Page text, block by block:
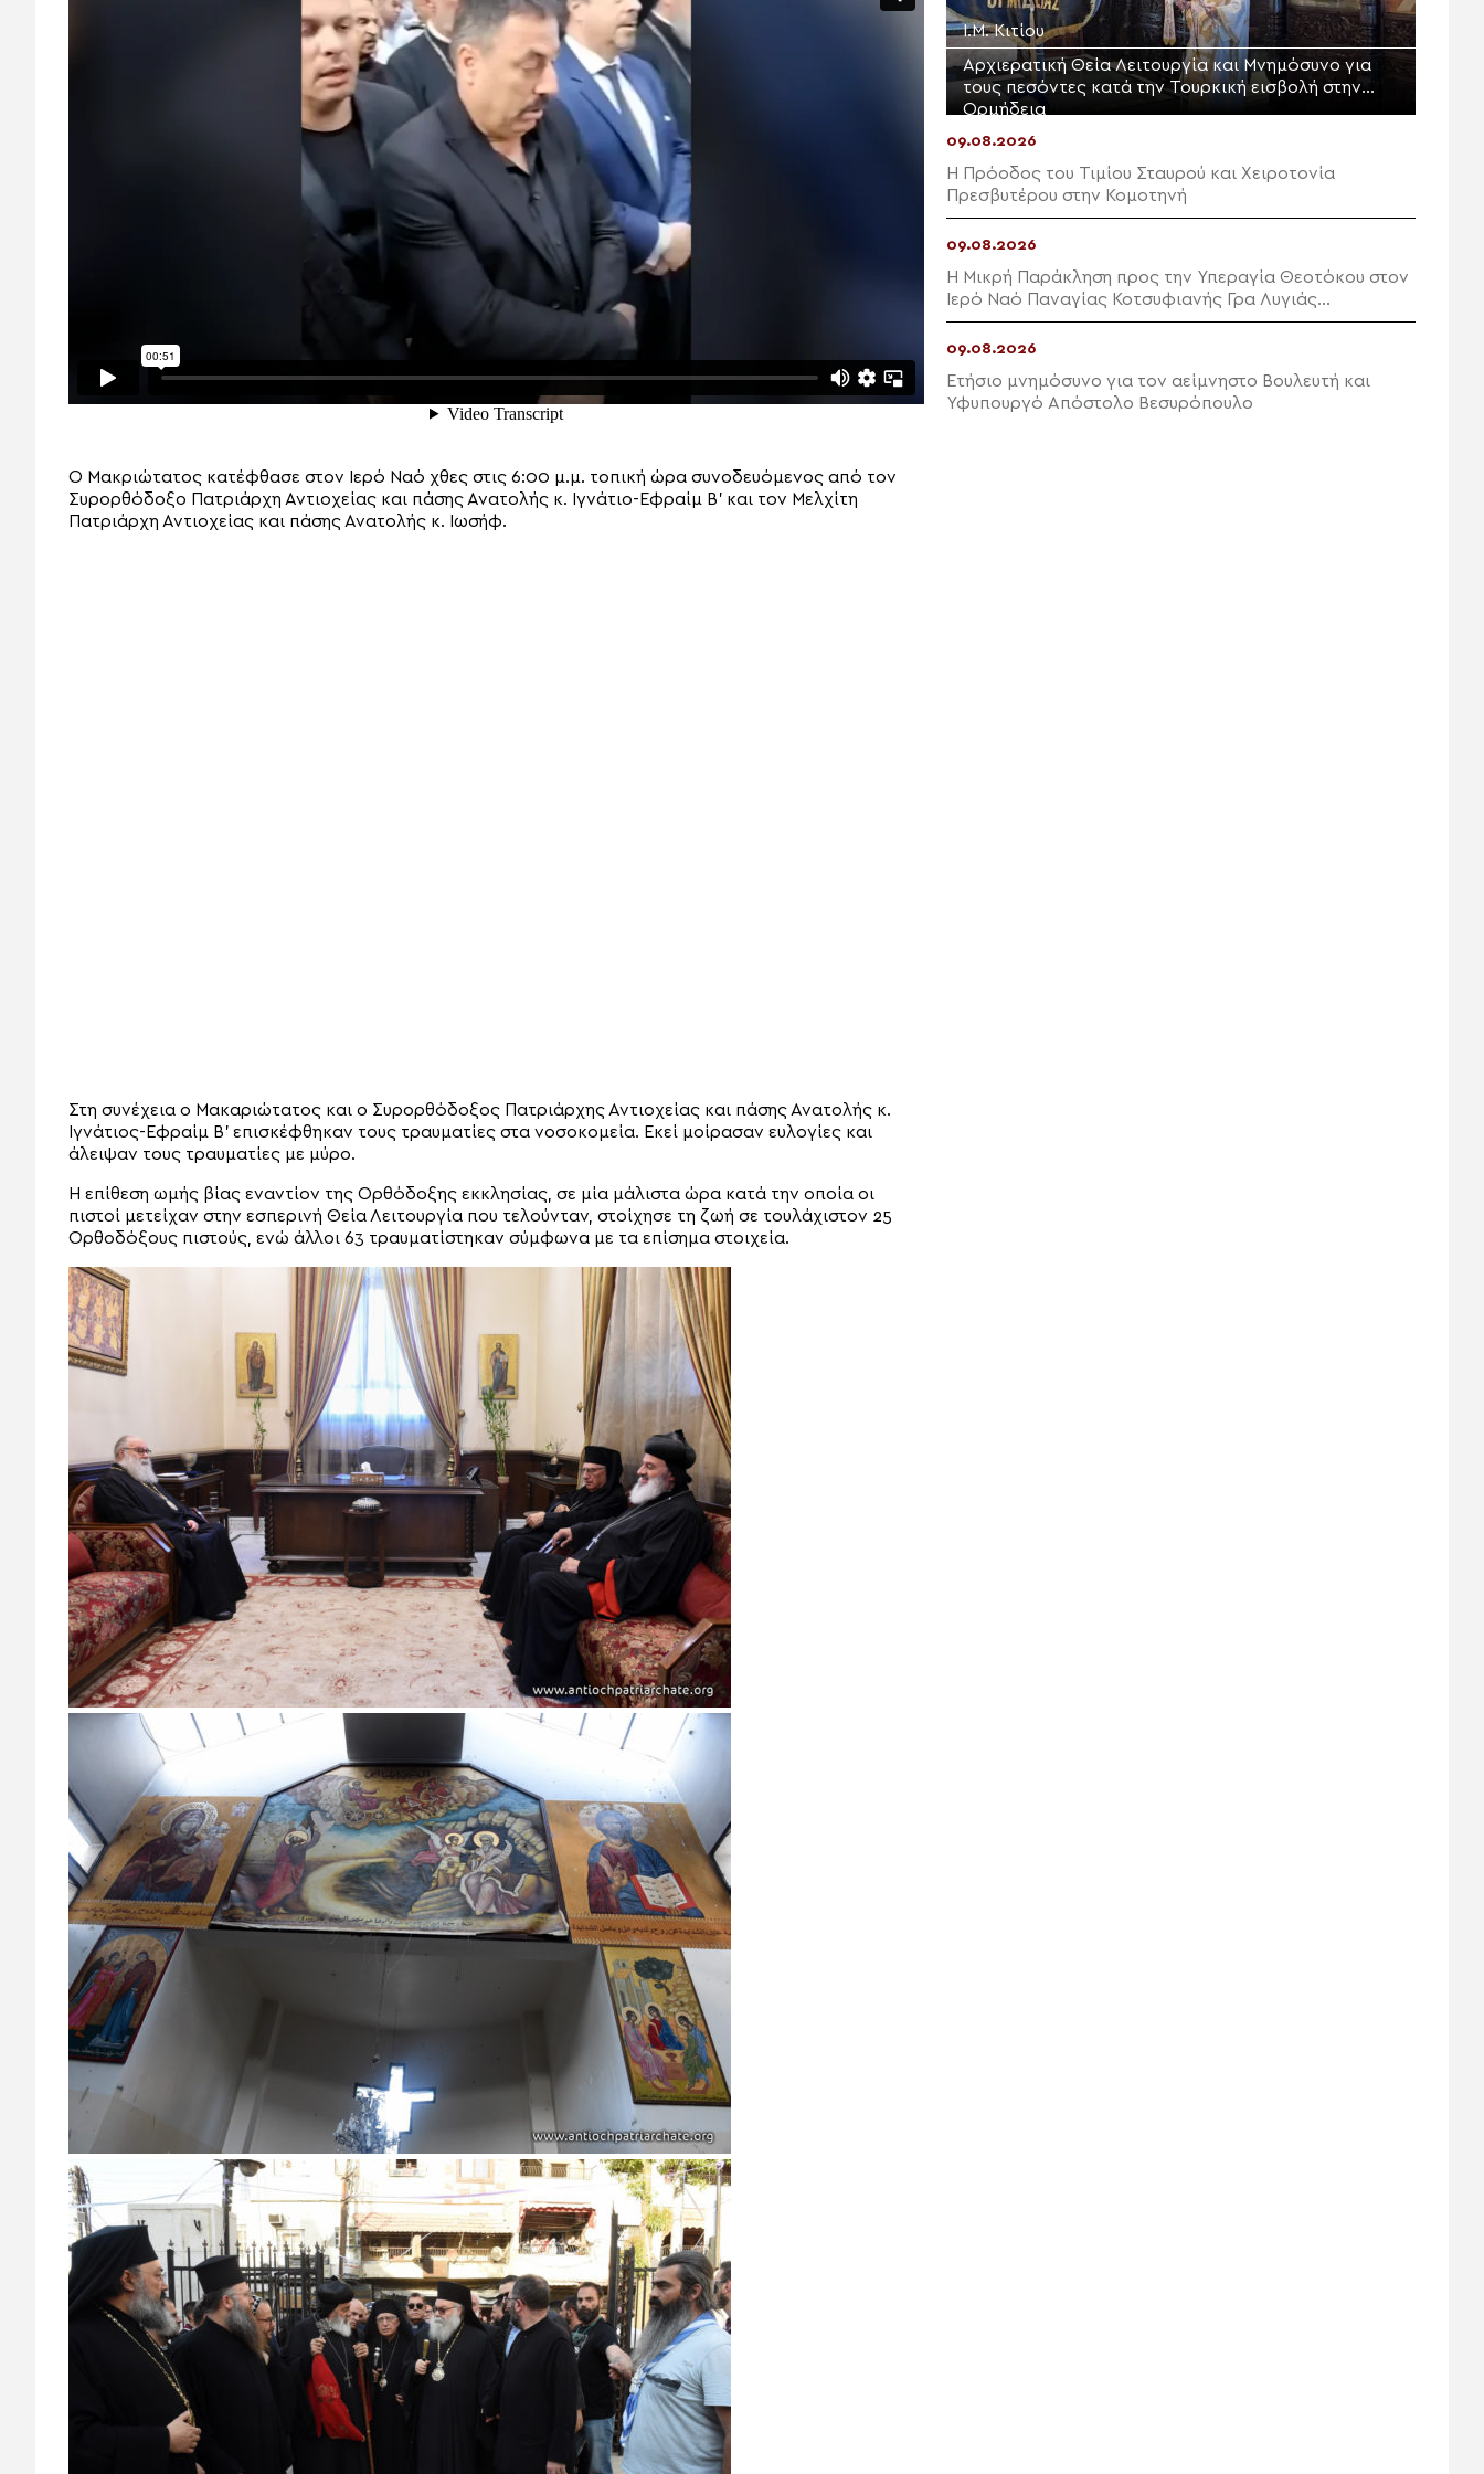
Ο Μακριώτατος κατέφθασε στον Ιερό Ναό χθες στις 6:00 μ.μ. τοπική ώρα συνοδευόμενος από τον
Συρορθόδοξο Πατριάρχη Αντιοχείας και πάσης Ανατολής κ. Ιγνάτιο-Εφραίμ Β’ και τον Μελχίτη
Πατριάρχη Αντιοχείας και πάσης Ανατολής κ. Ιωσήφ.
Στη συνέχεια ο Μακαριώτατος και ο Συρορθόδοξος Πατριάρχης Αντιοχείας και πάσης Ανατολής κ.
Ιγνάτιος-Εφραίμ Β’ επισκέφθηκαν τους τραυματίες στα νοσοκομεία. Εκεί μοίρασαν ευλογίες και
άλειψαν τους τραυματίες με μύρο.
Η επίθεση ωμής βίας εναντίον της Ορθόδοξης εκκλησίας, σε μία μάλιστα ώρα κατά την οποία οι
πιστοί μετείχαν στην εσπερινή Θεία Λειτουργία που τελούνταν, στοίχησε τη ζωή σε τουλάχιστον 25
Ορθοδόξους πιστούς, ενώ άλλοι 63 τραυματίστηκαν σύμφωνα με τα επίσημα στοιχεία.
Ι.Μ. Κιτίου
Αρχιερατική Θεία Λειτουργία και Μνημόσυνο για
τους πεσόντες κατά την Τουρκική εισβολή στην
Ορμήδεια
09.08.2026
Η Πρόοδος του Τιμίου Σταυρού και Χειροτονία
Πρεσβυτέρου στην Κομοτηνή
09.08.2026
Η Μικρή Παράκληση προς την Υπεραγία Θεοτόκου στον
Ιερό Ναό Παναγίας Κοτσυφιανής Γρα Λυγιάς
Ιεράπετρας
09.08.2026
Ετήσιο μνημόσυνο για τον αείμνηστο Bουλευτή και
Υφυπουργό Απόστολο Βεσυρόπουλο